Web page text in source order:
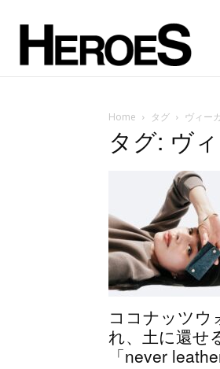
Home タグ ヴィー
タグ: ヴ
ココナッツウ
れ、土に還せ
「never